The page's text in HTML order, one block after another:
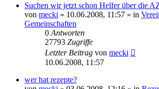
Suchen wir jetzt schon Helfer über die
von mecki » 10.06.2008, 11:57 » in
Gemeinschaften
0 Antworten
27793 Zugriffe
Letzter Beitrag von mecki
10.06.2008, 11:57
wer hat rezepte?